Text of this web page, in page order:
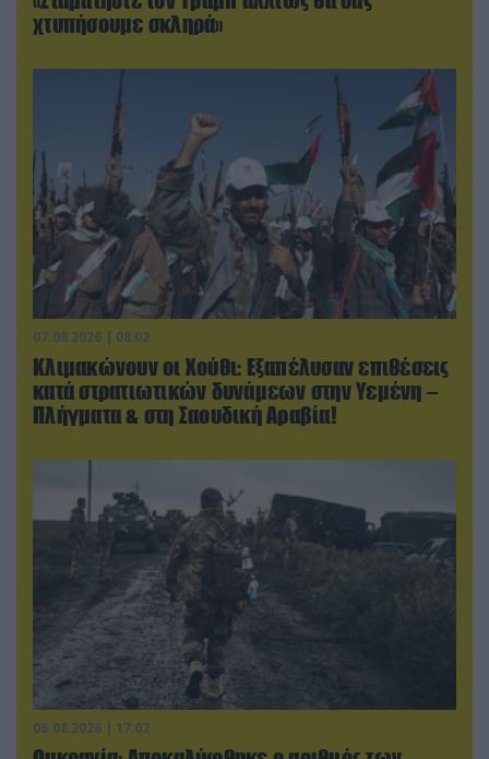
χτυπήσουμε σκληρά»
07.08.2026 | 08:02
Κλιμακώνουν οι Χούθι: Eξαπέλυσαν επιθέσεις
κατά στρατιωτικών δυνάμεων στην Υεμένη –
Πλήγματα & στη Σαουδική Αραβία!
06.08.2026 | 17:02